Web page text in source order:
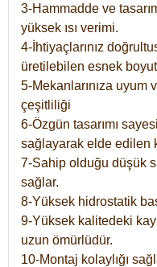
3-Hammadde ve
yüksek ısı verimi.
4-İhtiyaçlarınız
üretilebilen esnek
5-Mekanlarınıza
çeşitliliği
6-Özgün tasarımı
sağlayarak elde edilen
7-Sahip olduğu düşük
sağlar.
8-Yüksek hidrostatik
9-Yüksek kalitedeki
uzun ömürlüdür.
10-Montaj kolaylığı